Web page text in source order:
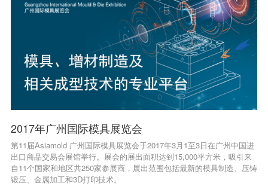
2017年广州国际模具展览会
第11届Asiamold 广州国际模具展览会于2017年3月1至3日在广州中国进
出口商品交易会展馆举行。展会的展出面积达到15,000平方米，吸引来
自11个国家和地区共250家参展商，展出范围包括最新的模具制造、压铸
锻压、金属加工和3D打印技术。